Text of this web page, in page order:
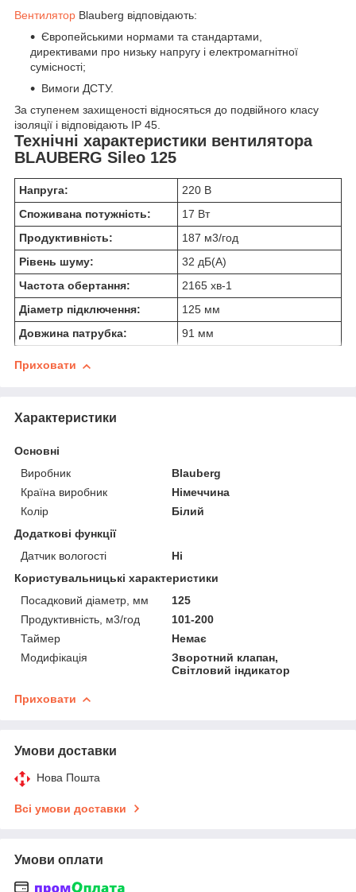
Вентилятор Blauberg відповідають:
Європейськими нормами та стандартами,
директивами про низьку напругу і електромагнітної
сумісності;
Вимоги ДСТУ.
За ступенем захищеності відносяться до подвійного класу
ізоляції і відповідають IP 45.
Технічні характеристики вентилятора
BLAUBERG Sileo 125
Напруга:
220 В
Споживана потужність:
17 Вт
Продуктивність:
187 м3/год
Рівень шуму:
32 дБ(А)
Частота обертання:
2165 хв-1
Діаметр підключення:
125 мм
Довжина патрубка:
91 мм
Приховати
Характеристики
Основні
Виробник
Blauberg
Країна виробник
Німеччина
Колір
Білий
Додаткові функції
Датчик вологості
Ні
Користувальницькі характеристики
Посадковий діаметр, мм
125
Продуктивність, м3/год
101-200
Таймер
Немає
Модифікація
Зворотний клапан,
Світловий індикатор
Приховати
Умови доставки
Нова Пошта
Всі умови доставки
Умови оплати